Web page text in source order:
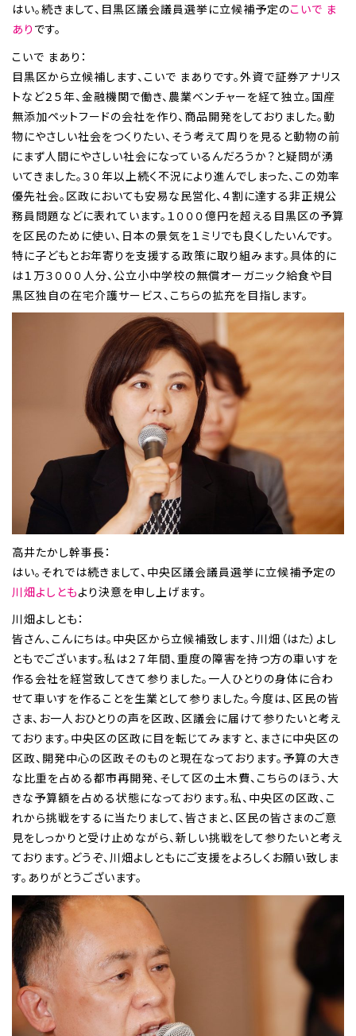
はい。続きまして、目黒区議会議員選挙に立候補予定のこいで ま
あり です。
こいで まあり：
目黒区から立候補します、こいで まありです。外資で証券アナリス
トなど２５年、金融機関で働き、農業ベンチャーを経て独立。国産
無添加ペットフードの会社を作り、商品開発をしておりました。動
物にやさしい社会をつくりたい、そう考えて周りを見ると動物の前
にまず人間にやさしい社会になっているんだろうか？と疑問が湧
いてきました。３０年以上続く不況により進んでしまった、この効率
優先社会。区政においても安易な民営化、４割に達する非正規公
務員問題などに表れています。１０００億円を超える目黒区の予算
を区民のために使い、日本の景気を１ミリでも良くしたいんです。
特に子どもとお年寄りを支援する政策に取り組みます。具体的に
は１万３０００人分、公立小中学校の無償オーガニック給食や目
黒区独自の在宅介護サービス、こちらの拡充を目指します。
高井たかし幹事長：
はい。それでは続きまして、中央区議会議員選挙に立候補予定の
川畑よしともより決意を申し上げます。
川畑よしとも：
皆さん、こんにちは。中央区から立候補致します、川畑（はた）よし
ともでございます。私は２７年間、重度の障害を持つ方の車いすを
作る会社を経営致してきて参りました。一人ひとりの身体に合わ
せて車いすを作ることを生業として参りました。今度は、区民の皆
さま、お一人おひとりの声を区政、区議会に届けて参りたいと考え
ております。中央区の区政に目を転じてみますと、まさに中央区の
区政、開発中心の区政そのものと現在なっております。予算の大き
な比重を占める都市再開発、そして区の土木費、こちらのほう、大
きな予算額を占める状態になっております。私、中央区の区政、こ
れから挑戦をするに当たりまして、皆さまと、区民の皆さまのご意
見をしっかりと受け止めながら、新しい挑戦をして参りたいと考え
ております。どうぞ、川畑よしともにご支援をよろしくお願い致しま
す。ありがとうございます。